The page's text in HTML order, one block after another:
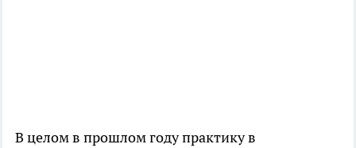
В целом в прошлом году практику в